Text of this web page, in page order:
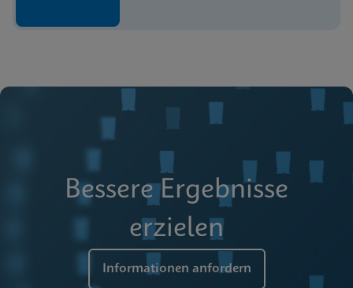
Bessere Ergebnisse
erzielen
Informationen anfordern